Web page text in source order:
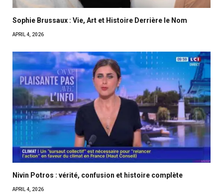
Sophie Brussaux : Vie, Art et Histoire Derrière le Nom
APRIL 4, 2026
Nivin Potros : vérité, confusion et histoire complète
APRIL 4, 2026